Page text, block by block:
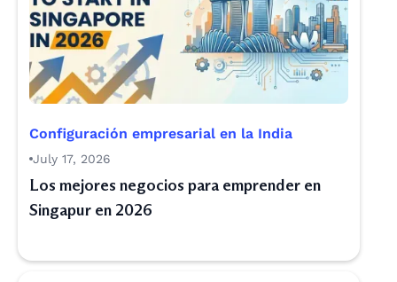
Configuración empresarial en la India
July 17, 2026
Los mejores negocios para emprender en
Singapur en 2026